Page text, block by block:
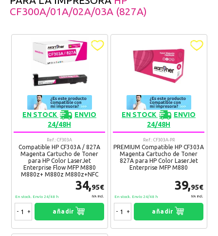
CF300A/01A/02A/03A (827A)
EN STOCK
ENVIO
24/48H
Ref.: CF303A
Compatible HP CF303A / 827A
Magenta Cartucho de Toner
para HP Color LaserJet
Enterprise Flow MFP M880
M880z+ M880z M880z+NFC
34,95€
IVA Incl.
En stock. Envío 24/48 h
- + añadir
EN STOCK
ENVIO
24/48H
Ref.: CF303A-PR
PREMIUM Compatible HP CF303A
Magenta Cartucho de Toner
827A para HP Color LaserJet
Enterprise MFP M880
39,95€
IVA Incl.
En stock. Envío 24/48 h
- + añadir